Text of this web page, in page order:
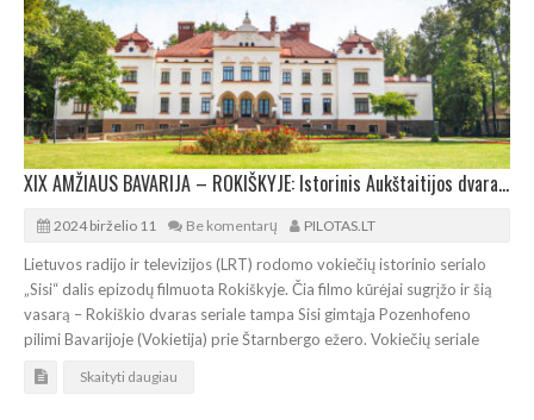
XIX AMŽIAUS BAVARIJA – ROKIŠKYJE: Istorinis Aukštaitijos dvaras vėl tapo filmavimo aikštele
2024 birželio 11 Be komentarų PILOTAS.LT
Lietuvos radijo ir televizijos (LRT) rodomo vokiečių istorinio serialo
„Sisi“ dalis epizodų filmuota Rokiškyje. Čia filmo kūrėjai sugrįžo ir šią
vasarą – Rokiškio dvaras seriale tampa Sisi gimtąja Pozenhofeno
pilimi Bavarijoje (Vokietija) prie Štarnbergo ežero. Vokiečių seriale
Skaityti daugiau